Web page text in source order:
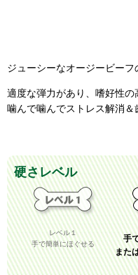
ジューシーなオージービーフ
適度な弾力があり、嗜好性の
噛んで噛んでストレス解消＆
硬さレベル
レベル１
手で簡単にほぐせる
手
また